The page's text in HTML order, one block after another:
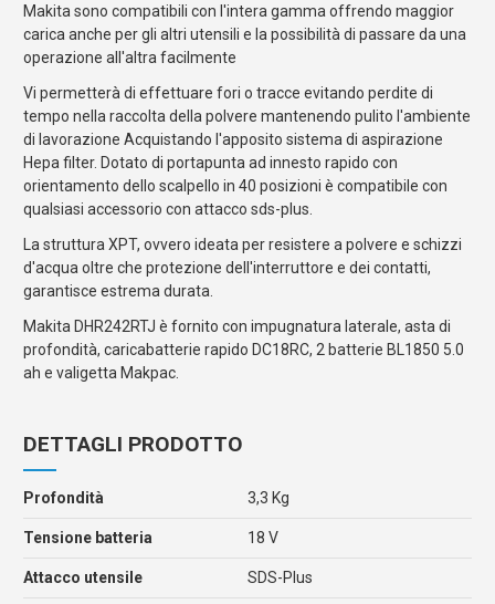
Makita sono compatibili con l'intera gamma offrendo maggior
carica anche per gli altri utensili e la possibilità di passare da una
operazione all'altra facilmente
Vi permetterà di effettuare fori o tracce evitando perdite di
tempo nella raccolta della polvere mantenendo pulito l'ambiente
di lavorazione Acquistando l'apposito sistema di aspirazione
Hepa filter. Dotato di portapunta ad innesto rapido con
orientamento dello scalpello in 40 posizioni è compatibile con
qualsiasi accessorio con attacco sds-plus.
La struttura XPT, ovvero ideata per resistere a polvere e schizzi
d'acqua oltre che protezione dell'interruttore e dei contatti,
garantisce estrema durata.
Makita DHR242RTJ è fornito con impugnatura laterale, asta di
profondità, caricabatterie rapido DC18RC, 2 batterie BL1850 5.0
ah e valigetta Makpac.
DETTAGLI PRODOTTO
Profondità 3,3 Kg
Tensione batteria 18 V
Attacco utensile SDS-Plus